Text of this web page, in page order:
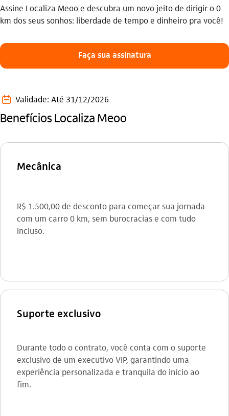
Assine Localiza Meoo e descubra um novo jeito de dirigir o 0
km dos seus sonhos: liberdade de tempo e dinheiro pra você!
Faça sua assinatura
calendario_outline Validade: Até 31/12/2026
Benefícios Localiza Meoo
Mecânica
R$ 1.500,00 de desconto para começar sua jornada
com um carro 0 km, sem burocracias e com tudo
incluso.
Suporte exclusivo
Durante todo o contrato, você conta com o suporte
exclusivo de um executivo VIP, garantindo uma
experiência personalizada e tranquila do início ao
fim.